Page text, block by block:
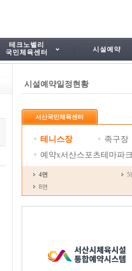
테크노벨리
국민체육센터
시설예약
시설예약일정현황
서산국민체육센터
테니스장
족구장
예약x서산스포츠테마파
4면
5
8면